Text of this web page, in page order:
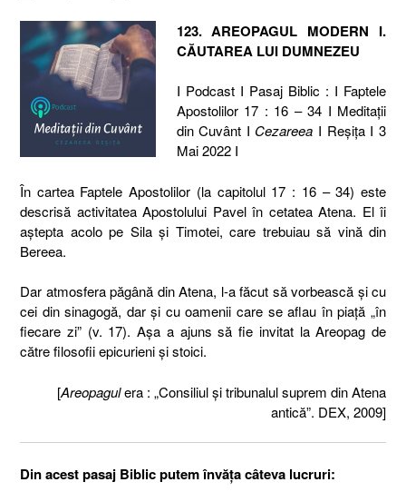
123. AREOPAGUL MODERN I.
CĂUTAREA LUI DUMNEZEU
I Podcast I Pasaj Biblic : I Faptele
Apostolilor 17 : 16 – 34 I Meditaţii
din Cuvânt I Cezareea I Reşiţa I 3
Mai 2022 I
În cartea Faptele Apostolilor (la capitolul 17 : 16 – 34) este
descrisă activitatea Apostolului Pavel în cetatea Atena. El îi
aştepta acolo pe Sila şi Timotei, care trebuiau să vină din
Bereea.
Dar atmosfera păgână din Atena, l-a făcut să vorbească şi cu
cei din sinagogă, dar şi cu oamenii care se aflau în piaţă „în
fiecare zi” (v. 17). Aşa a ajuns să fie invitat la Areopag de
către filosofii epicurieni şi stoici.
[Areopagulera : „Consiliul și tribunalul suprem din Atena
antică”. DEX, 2009]
Din acest pasaj Biblic putem învăţa câteva lucruri: